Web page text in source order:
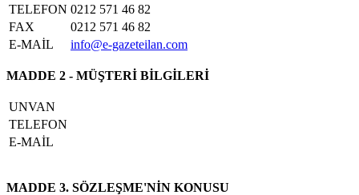
TELEFON 0212 571 46 82
FAX
0212 571 46 82
E-MAİL
info@e-gazeteilan.com
MADDE 2 - MÜŞTERİ BİLGİLERİ
UNVAN
TELEFON
E-MAİL
MADDE 3. SÖZLEŞME'NİN KONUSU